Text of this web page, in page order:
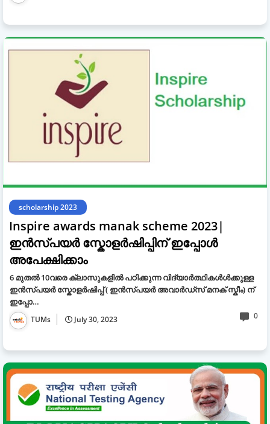
scholarship 2023
Inspire awards manak scheme 2023|
ഇൻസ്‌പയർ സ്കോളർഷിപ്പിന് ഇപ്പോൾ
അപേക്ഷിക്കാം
6 മുതൽ 10വരെ ക്ലാസുകളിൽ പഠിക്കുന്ന വിദ്യാർത്ഥികൾൾക്കുള്ള
ഇൻസ്‌പയർ സ്കോളർഷിപ്പ് ( ഇൻസ്പയർ അവാർഡ്സ് മനക് സ്കീം) ന്
ഇപ്പോ…
TUMs July 30, 2023 0